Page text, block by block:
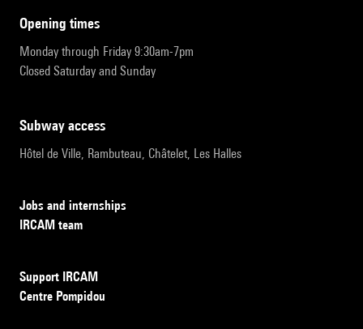
opening times
Monday through Friday 9:30am-7pm
Closed Saturday and Sunday
subway access
Hôtel de Ville, Rambuteau, Châtelet, Les Halles
Jobs and internships
IRCAM team
Support IRCAM
Centre Pompidou